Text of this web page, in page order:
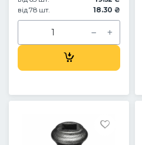
від 78 шт.
18.30 ₴